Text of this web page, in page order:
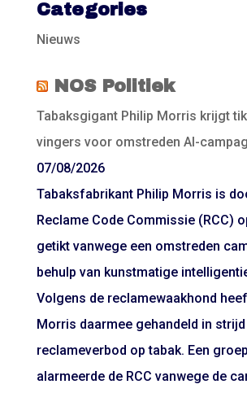
Categories
Nieuws
NOS Politiek
Tabaksgigant Philip Morris krijgt
vingers voor omstreden AI-
07/08/2026
Tabaksfabrikant Philip Morris is
Reclame Code Commissie (RCC)
getikt vanwege een omstreden
behulp van kunstmatige
Volgens de reclamewaakhond
Morris daarmee gehandeld in
reclameverbod op tabak. Een
alarmeerde de RCC vanwege de